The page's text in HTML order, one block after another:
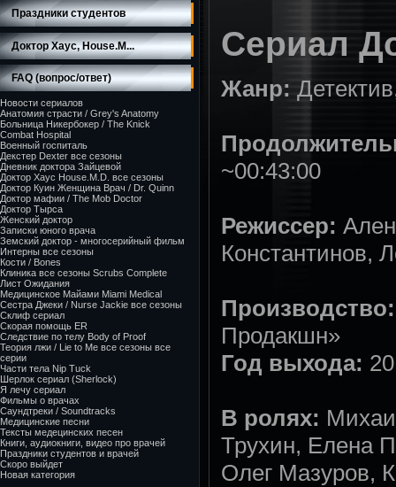
Праздники студентов
Доктор Хаус, House.M...
FAQ (вопрос/ответ)
Новости сериалов
Анатомия страсти / Grey's Anatomy
Больница Никербокер / The Knick
Combat Hospital
Военный госпиталь
Декстер Dexter все сезоны
Дневник доктора Зайцевой
Доктор Хаус House.M.D. все сезоны
Доктор Куин Женщина Врач / Dr. Quinn
Доктор мафии / The Mob Doctor
Доктор Тырса
Женский доктор
Записки юного врача
Земский доктор - многосерийный фильм
Интерны все сезоны
Кости / Bones
Клиника все сезоны Scrubs Complete
Лист Ожидания
Медицинское Майами Miami Medical
Сестра Джеки / Nurse Jackie все сезоны
Склиф сериал
Скорая помощь ER
Следствие по телу Body of Proof
Теория лжи / Lie to Me все сезоны все
серии
Части тела Nip Tuck
Шерлок сериал (Sherlock)
Я лечу сериал
Фильмы о врачах
Саундтреки / Soundtracks
Медицинские песни
Тексты медецинских песен
Книги, аудиокниги, видео про врачей
Праздники студентов и врачей
Скоро выйдет
Новая категория
Сериал
Жанр:
~00:43:00
Режиссер:
Константинов,
Производство:
Продакшн»
Год выхода:
В ролях:
Трухин, Елена
Олег Мазуров,